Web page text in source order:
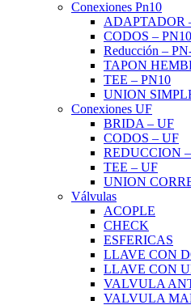
Conexiones Pn10
ADAPTADOR
CODOS – PN10
Reducción –
TAPON
TEE – PN10
UNION
Conexiones UF
BRIDA – UF
CODOS – UF
REDUCCION
TEE – UF
UNION
Válvulas
ACOPLE
CHECK
ESFERICAS
LLAVE CON
LLAVE CON
VALVULA
VALVULA